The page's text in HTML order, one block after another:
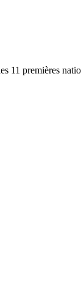
11 premières